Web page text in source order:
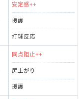
安定感++
援護
打球反応
同点阻止++
尻上がり
援護